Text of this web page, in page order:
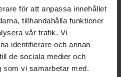
för att anpassa innehållet
tillhandahålla funktioner
vår trafik. Vi
identifierare och annan
de sociala medier och
som vi samarbetar med.